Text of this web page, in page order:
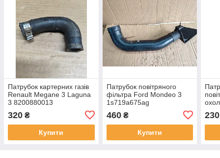
Патрубок картерних газів
Renault Megane 3 Laguna
3 8200880013
320 ₴
Купити
Патрубок повітряного
фільтра Ford Mondeo 3
1s719a675ag
460₴
Купити
230